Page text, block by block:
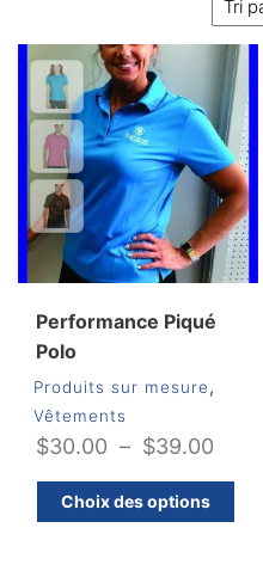
Performance Piqué
Polo
Produits sur mesure,
Vêtements
$30.00 – $39.00
de
Choix des options